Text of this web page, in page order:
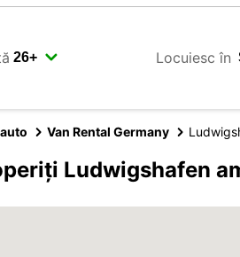
Locuiesc în
Van Rental Germany
Ludwigshafen